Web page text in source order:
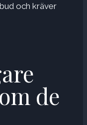
och kräver
de